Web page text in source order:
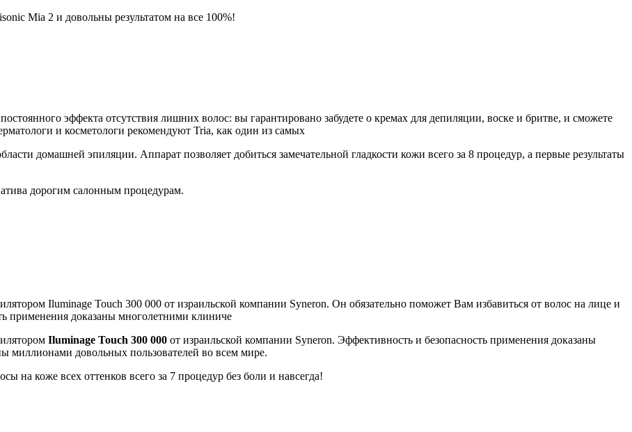
Mia 2 и довольны результатом на все 100%!
эффекта отсутствия лишних волос: вы гарантировано забудете о кремах для депиляции, воске и бритве, и сможете
и косметологи рекомендуют Tria, как один из самых
домашней эпиляции. Аппарат позволяет добиться замечательной гладкости кожи всего за 8 процедур, а первые результаты
дорогим салонным процедурам.
Iluminage Touch 300 000 от израильской компании Syneron. Он обязательно поможет Вам избавиться от волос на лице и
применения доказаны многолетними клиниче
Iluminage Touch 300 000 от израильской компании Syneron. Эффективность и безопасность применения доказаны
миллионами довольных пользователей во всем мире.
на коже всех оттенков всего за 7 процедур без боли и навсегда!